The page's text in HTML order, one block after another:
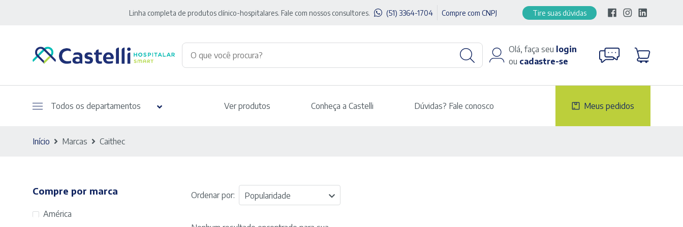
Linha completa de produtos clínico-hospitalares. Fale com nossos consultores. (51) 3364-1704 Compre com CNPJ Tire suas dúvidas
Olá, faça seu login
ou cadastre-se
Todos os departamentos Ver produtos Conheça a Castelli Dúvidas? Fale conosco Meus pedidos
Início Marcas Caithec
Compre por marca
América
Ordenar por: Popularidade